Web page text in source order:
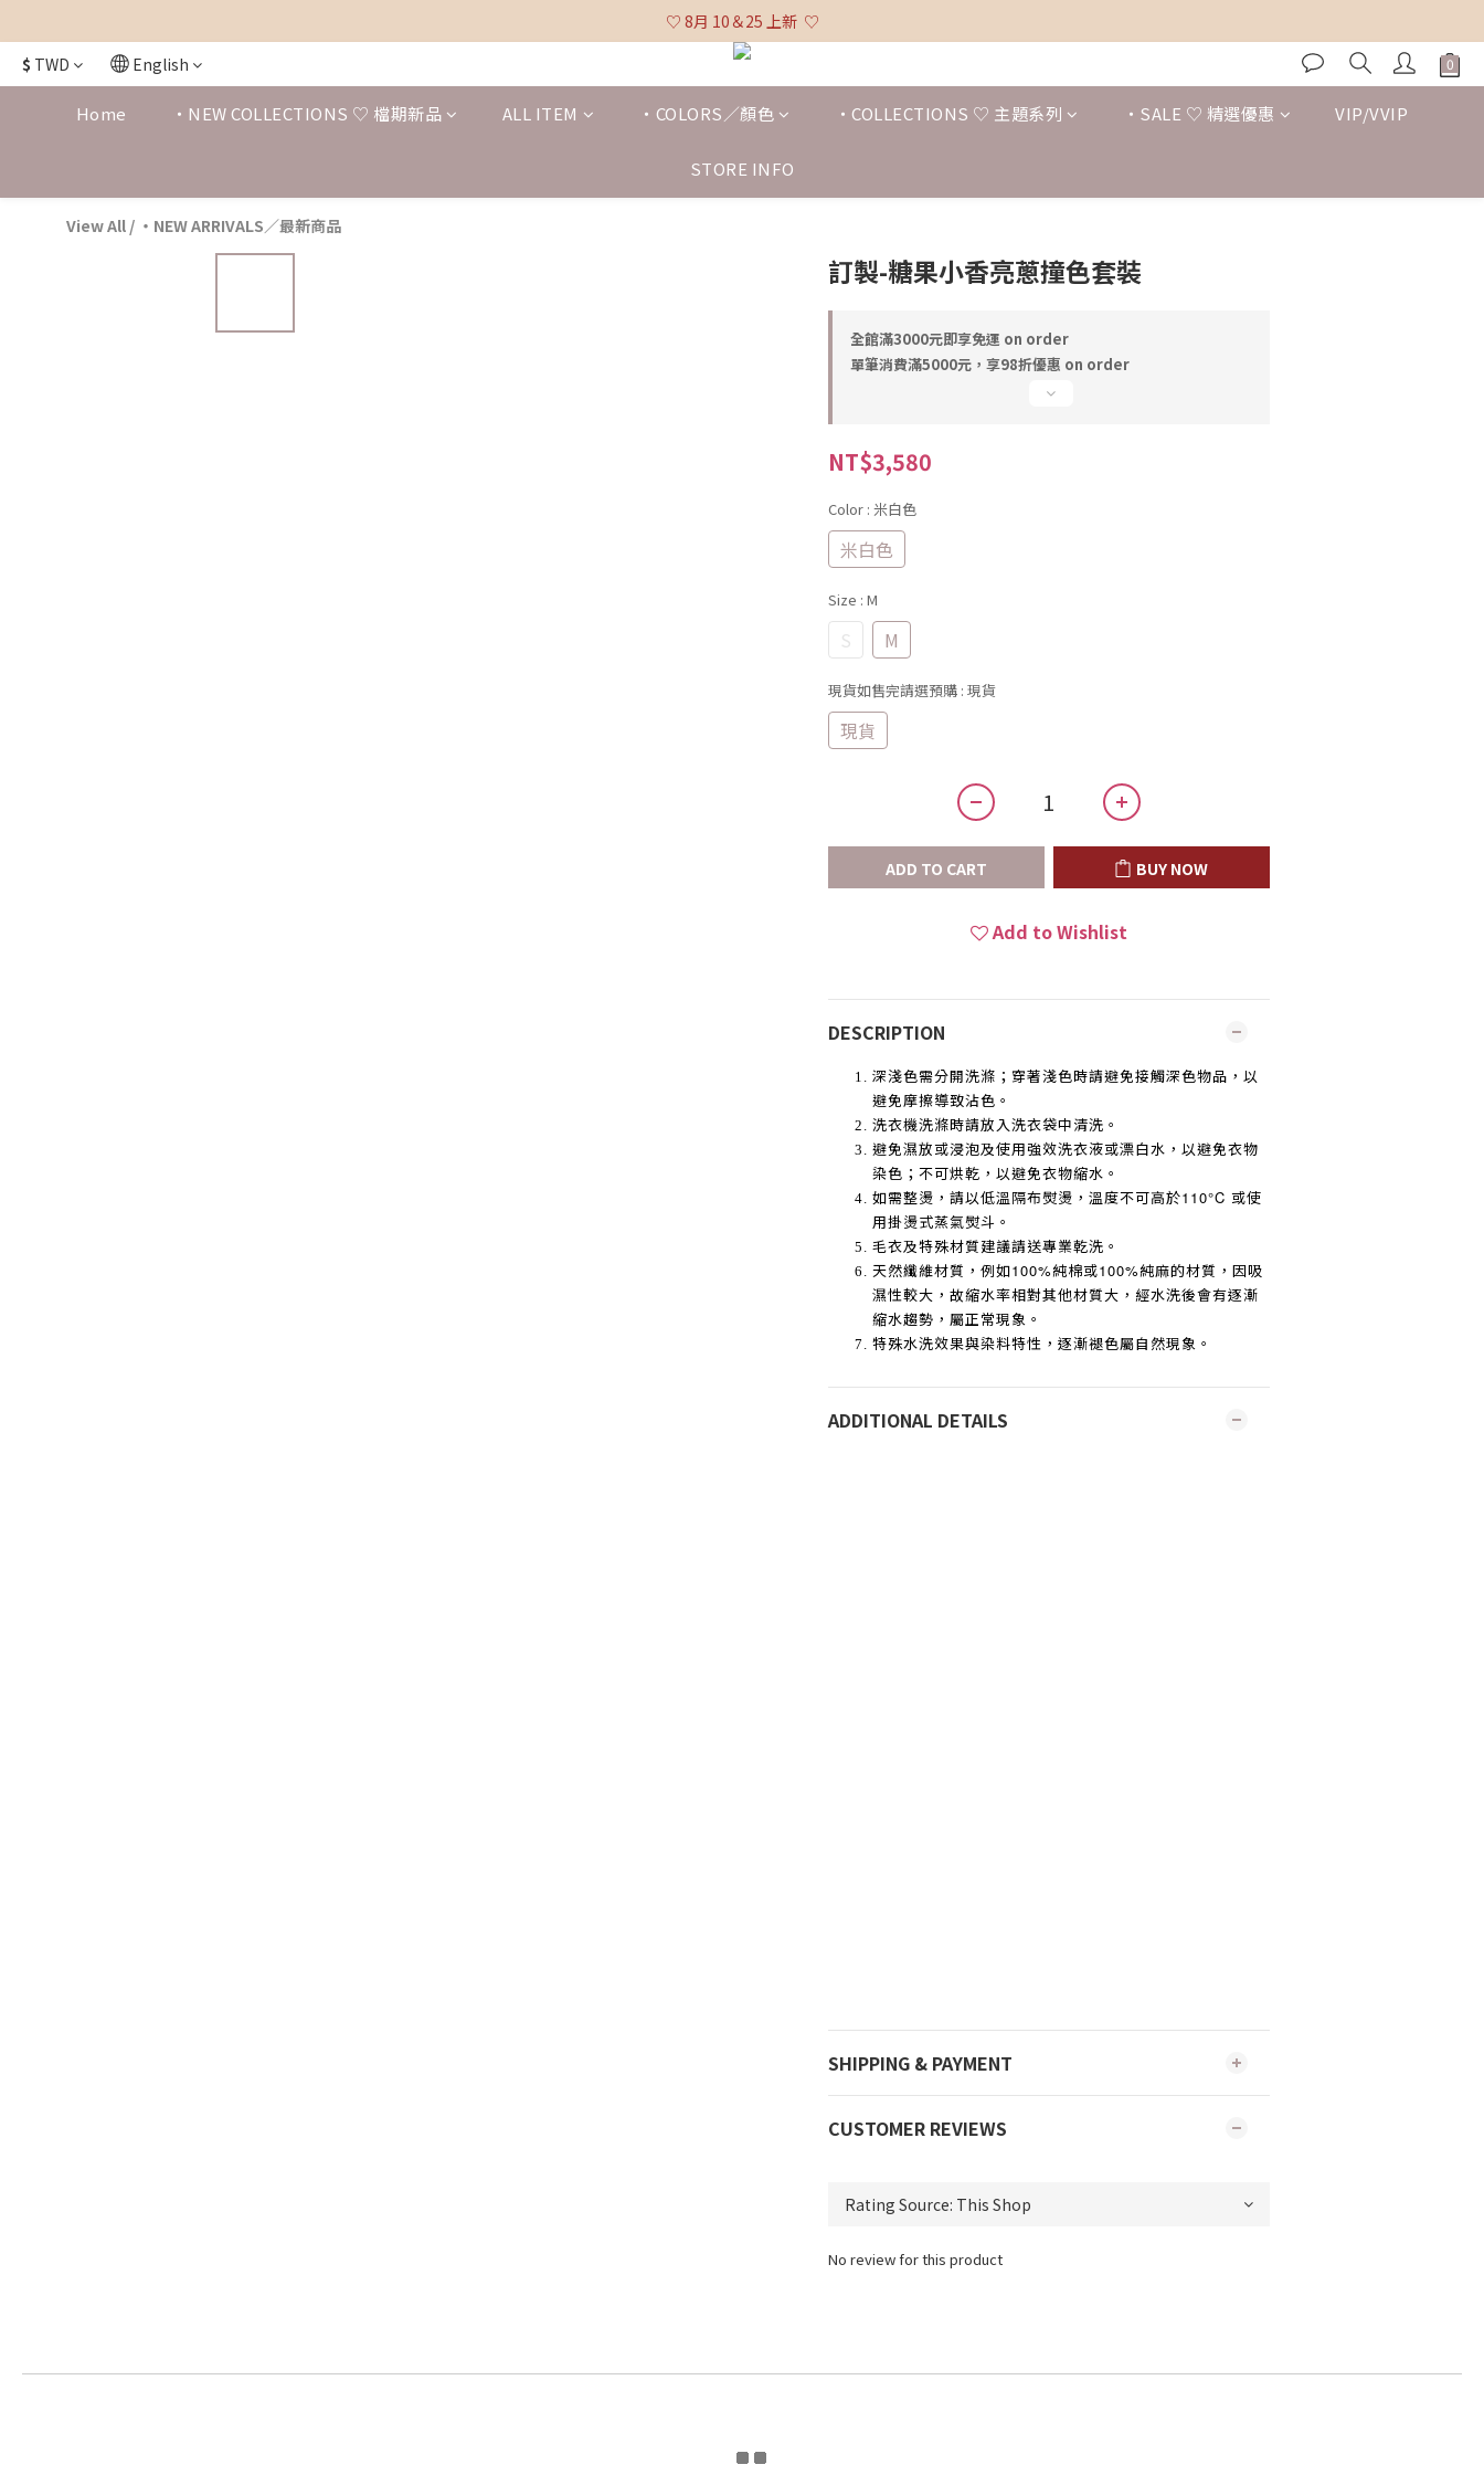
♡ 全館消費滿 $3,000 免運 (不含貨到付款及海外配送) ♡
♡ 8月 10＆25 上新  ♡
♡ 全館消費滿 $3,000 免運 (不含貨到付款及海外配送) ♡
$ TWD English
Home ・NEW COLLECTIONS ♡ 檔期新品 ALL ITEM ・COLORS／顏色 ・COLLECTIONS ♡ 主題系列 ・SALE ♡ 精選優惠 VIP/VVIP
STORE INFO
View All / ・NEW ARRIVALS／最新商品
訂製-糖果小香亮蔥撞色套裝
全館滿3000元即享免運 on order
單筆消費滿5000元，享98折優惠 on order
NT$3,580
Color : 米白色
米白色
Size : M
S M
現貨如售完請選預購 : 現貨
現貨
ADD TO CART BUY NOW
Add to Wishlist
DESCRIPTION
深淺色需分開洗滌；穿著淺色時請避免接觸深色物品，以
避免摩擦導致沾色。
洗衣機洗滌時請放入洗衣袋中清洗。
避免濕放或浸泡及使用強效洗衣液或漂白水，以避免衣物
染色；不可烘乾，以避免衣物縮水。
如需整燙，請以低溫隔布熨燙，溫度不可高於110°C 或使
用掛燙式蒸氣熨斗。
毛衣及特殊材質建議請送專業乾洗。
天然纖維材質，例如100%純棉或100%純麻的材質，因吸
濕性較大，故縮水率相對其他材質大，經水洗後會有逐漸
縮水趨勢，屬正常現象。
特殊水洗效果與染料特性，逐漸褪色屬自然現象。
ADDITIONAL DETAILS
SHIPPING & PAYMENT
CUSTOMER REVIEWS
No review for this product